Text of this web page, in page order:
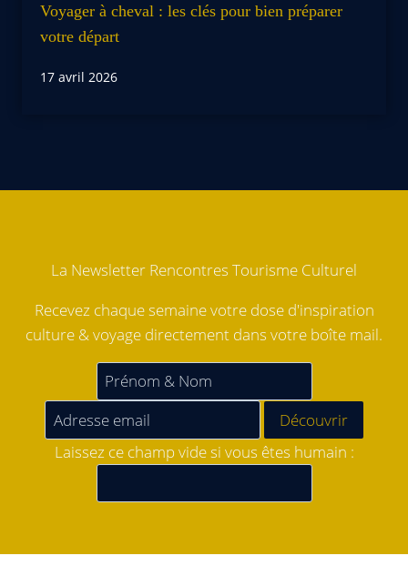
Voyager à cheval : les clés pour bien préparer
votre départ
17 avril 2026
La Newsletter Rencontres Tourisme Culturel
Recevez chaque semaine votre dose d'inspiration
culture & voyage directement dans votre boîte mail.
Laissez ce champ vide si vous êtes humain :